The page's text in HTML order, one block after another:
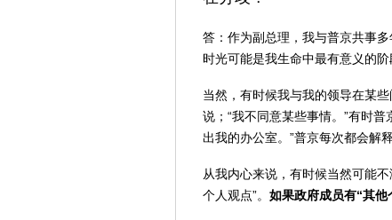
答：作为副总理，我与普京共事
时光可能是我生命中最有意义的阶
当然，有时候我与我的领导在某
说；“我不同意某些事情。”有时
出我的办公室。”普京每次都会解
从我内心来说，有时候当然可能
个人观点”。 如果政府成员有“其他